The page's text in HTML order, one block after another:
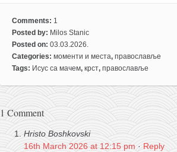
Comments: 1
Posted by: Milos Stanic
Posted on: 03.03.2026.
Categories: моменти и места, православље
Tags: Исус са мачем, крст, православље
1 Comment
Hristo Boshkovski
16th March 2026 at 12:15 pm · Reply